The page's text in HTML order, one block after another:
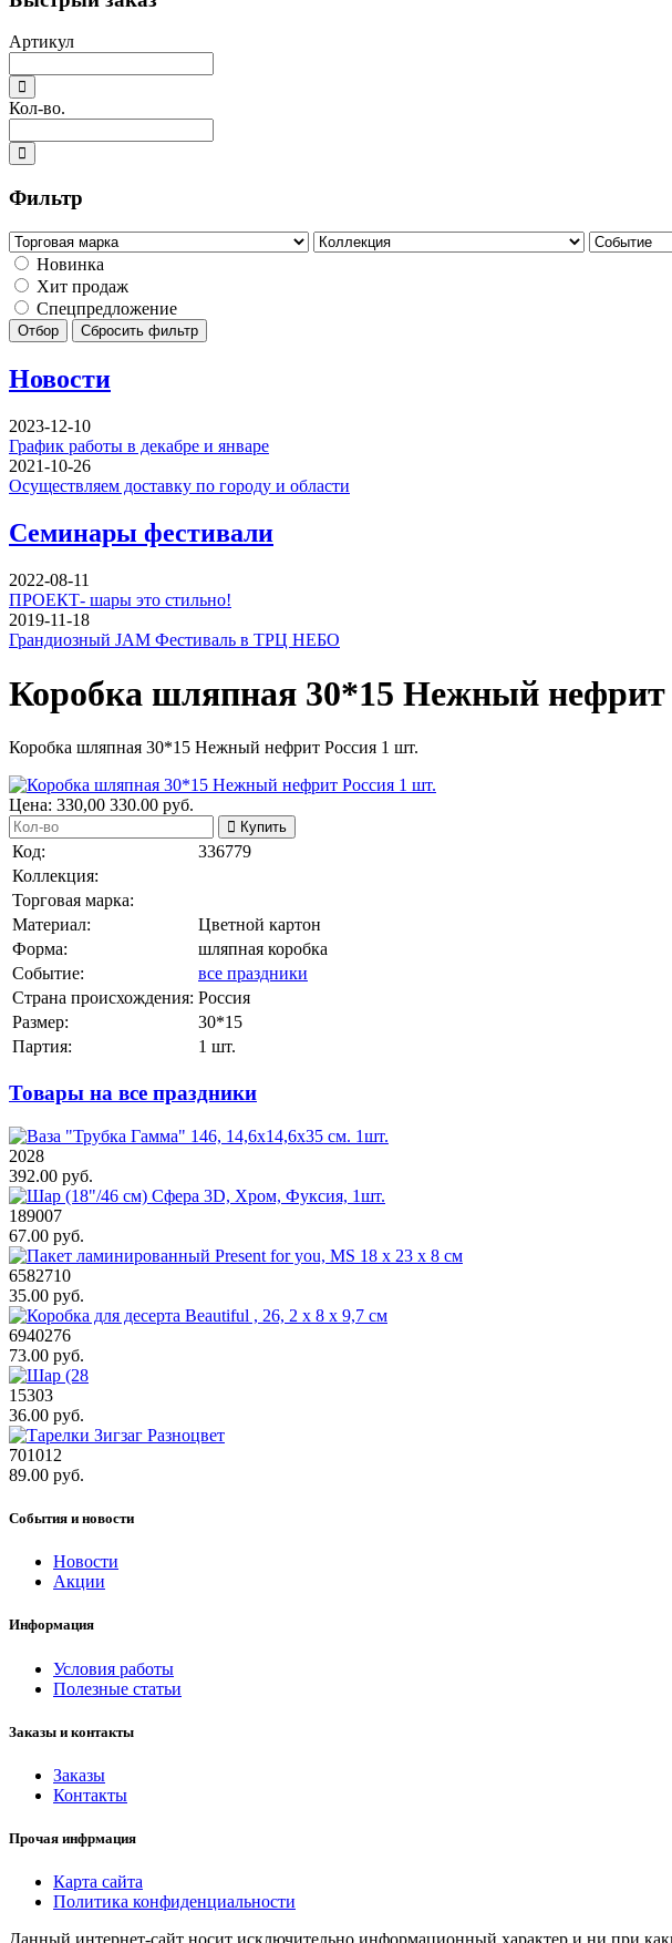
Артикул
Кол-во.
Фильтр
Новинка
Хит продаж
Спецпредложение
Отбор Сбросить фильтр
Новости
2023-12-10
График работы в декабре и январе
2021-10-26
Осуществляем доставку по городу и области
Семинары фестивали
2022-08-11
ПРОЕКТ- шары это стильно!
2019-11-18
Грандиозный JAM Фестиваль в ТРЦ НЕБО
Коробка шляпная 30*15 Нежный нефрит
Коробка шляпная 30*15 Нежный нефрит Россия 1 шт.
Цена: 330,00 330.00 руб.
Купить
Код:
336779
Коллекция:
Торговая марка:
Материал:
Цветной картон
Форма:
шляпная коробка
Событие:
все праздники
Страна происхождения: Россия
Размер:
30*15
Партия:
1 шт.
Товары на все праздники
2028
392.00 руб.
189007
67.00 руб.
6582710
35.00 руб.
6940276
73.00 руб.
15303
36.00 руб.
701012
89.00 руб.
События и новости
Новости
Акции
Информация
Условия работы
Полезные статьи
Заказы и контакты
Заказы
Контакты
Прочая инфрмация
Карта сайта
Политика конфиденциальности